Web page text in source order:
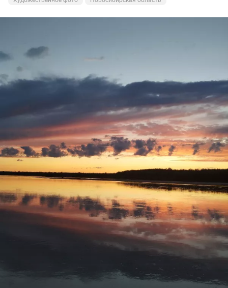
насладился,рыбу поймал,закат был волшебный!
Ну а вам Друзья желаю НХНЧ и чтобы от рыболовного
процесса вы получали только приятные впечатления!
С уважением Шнивовод!🤝